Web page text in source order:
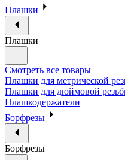
Плашки
Плашки
Смотреть все товары
Плашки для метрической
Плашки для дюймовой
Плашкодержатели
Борфрезы
Борфрезы